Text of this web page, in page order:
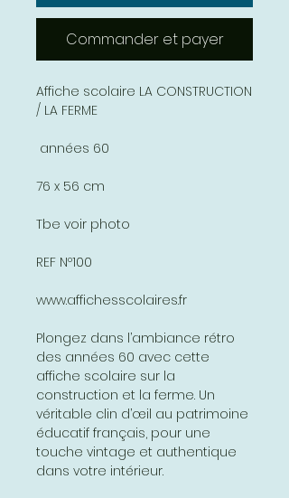
Commander et payer
Affiche scolaire LA CONSTRUCTION
/ LA FERME
années 60
76 x 56 cm
Tbe voir photo
REF Nº100
www.affichesscolaires.fr
Plongez dans l’ambiance rétro
des années 60 avec cette
affiche scolaire sur la
construction et la ferme. Un
véritable clin d’œil au patrimoine
éducatif français, pour une
touche vintage et authentique
dans votre intérieur.